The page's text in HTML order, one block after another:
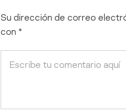
Su dirección de correo
con *